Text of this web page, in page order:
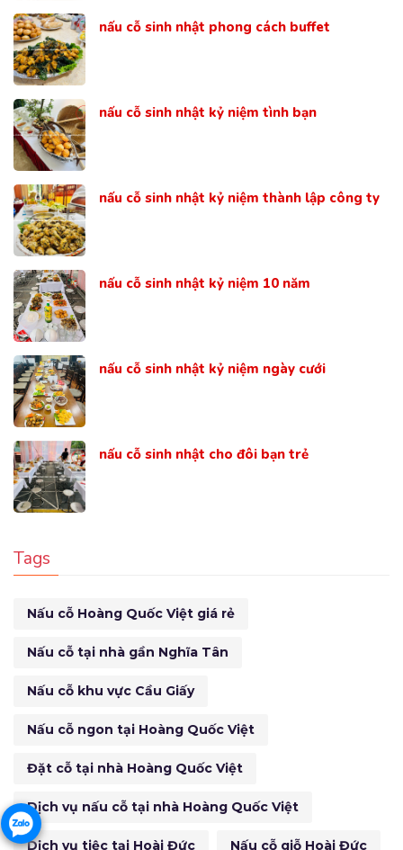
nấu cỗ sinh nhật phong cách buffet
nấu cỗ sinh nhật kỷ niệm tình bạn
nấu cỗ sinh nhật kỷ niệm thành lập công ty
nấu cỗ sinh nhật kỷ niệm 10 năm
nấu cỗ sinh nhật kỷ niệm ngày cưới
nấu cỗ sinh nhật cho đôi bạn trẻ
Tags
Nấu cỗ Hoàng Quốc Việt giá rẻ
Nấu cỗ tại nhà gần Nghĩa Tân
Nấu cỗ khu vực Cầu Giấy
Nấu cỗ ngon tại Hoàng Quốc Việt
Đặt cỗ tại nhà Hoàng Quốc Việt
Dịch vụ nấu cỗ tại nhà Hoàng Quốc Việt
Dịch vụ tiệc tại Hoài Đức Nấu cỗ giỗ Hoài Đức